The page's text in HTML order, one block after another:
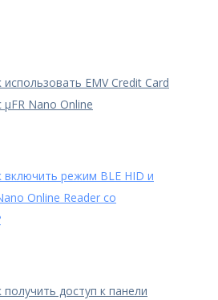
использовать EMV Credit Card
μFR Nano Online
включить режим BLE HID и
Online Reader со
получить доступ к панели